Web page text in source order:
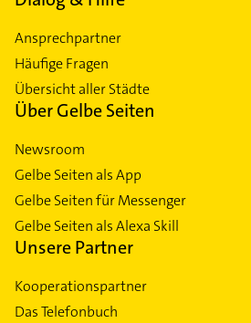
Ansprechpartner
Häufige Fragen
Übersicht aller Städte
Über Gelbe Seiten
Newsroom
Gelbe Seiten als App
Gelbe Seiten für Messenger
Gelbe Seiten als Alexa Skill
Unsere Partner
Kooperationspartner
Das Telefonbuch